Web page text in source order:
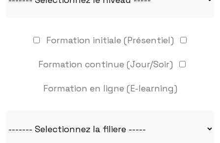
Formation initiale (Présentiel)
Formation continue (Jour/Soir)
Formation en ligne (E-learning)